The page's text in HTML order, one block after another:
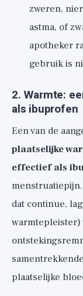
zweren,
astma, of
apotheker
gebruik is
2. Warmte:
als ibuprofen
Een van de
plaatselijke
effectief als
dat continue,
warmtepleister)
plaatselijke